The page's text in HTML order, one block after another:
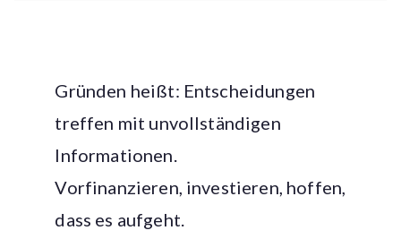
Gründen heißt: Entscheidungen
treffen mit unvollständigen
Informationen.
Vorfinanzieren, investieren, hoffen,
dass es aufgeht.